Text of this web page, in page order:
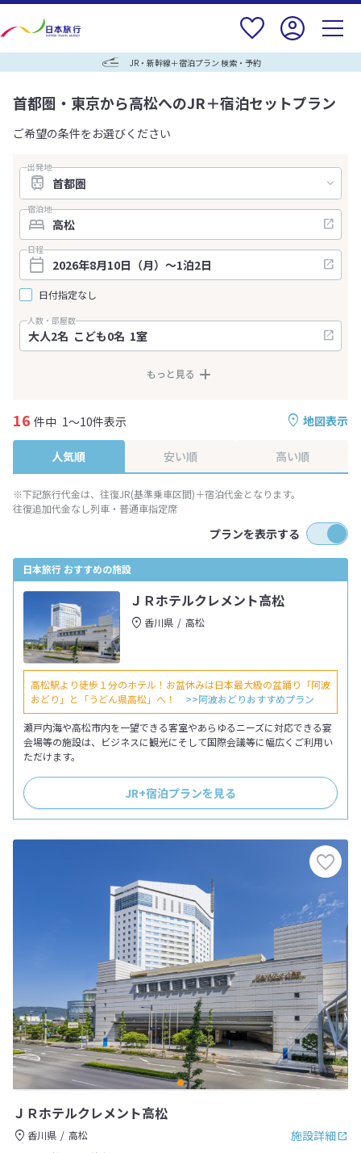
JR・新幹線＋宿泊プラン 検索・予約
首都圏・東京から高松へのJR＋宿泊セットプラン
ご希望の条件をお選びください
出発地
宿泊地
日程
日付指定なし
人数・部屋数
もっと見る
地図表示
16 件中 1～10件表示
人気順 安い順 高い順
※下記旅行代金は、往復JR(基準乗車区間)＋宿泊代金となります。
往復追加代金なし列車・普通車指定席
プランを表示する
日本旅行 おすすめの施設
ＪＲホテルクレメント高松
香川県 高松
高松駅より徒歩１分のホテル！お盆休みは日本最大級の盆踊り「阿波
おどり」と「うどん県高松」へ！ >>阿波おどりおすすめプラン
瀬戸内海や高松市内を一望できる客室やあらゆるニーズに対応できる宴
会場等の施設は、ビジネスに観光にそして国際会議等に幅広くご利用い
ただけます。
JR+宿泊プランを見る
ＪＲホテルクレメント高松
施設詳細
香川県
高松